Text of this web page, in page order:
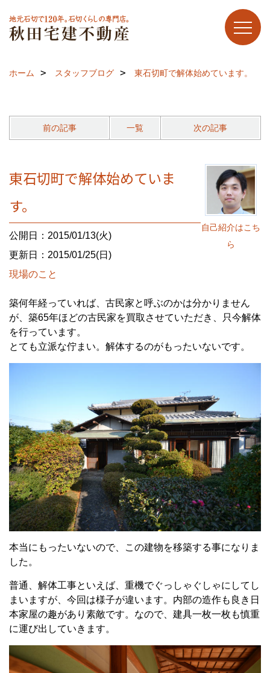
ホーム スタッフブログ 東石切町で解体始めています。
前の記事 一覧 次の記事
自己紹介はこち
ら
東石切町で解体始めていま
す。
公開日：2015/01/13(火)
更新日：2015/01/25(日)
現場のこと
築何年経っていれば、古民家と呼ぶのかは分かりません
が、築65年ほどの古民家を買取させていただき、只今解体
を行っています。
とても立派な佇まい。解体するのがもったいないです。
本当にもったいないので、この建物を移築する事になりま
した。
普通、解体工事といえば、重機でぐっしゃぐしゃにしてし
まいますが、今回は様子が違います。内部の造作も良き日
本家屋の趣があり素敵です。なので、建具一枚一枚も慎重
に運び出していきます。